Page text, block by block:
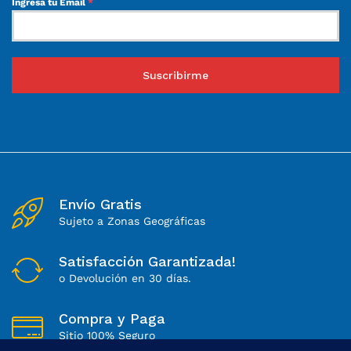
Ingresa tu Email *
Suscribirme
Envío Gratis
Sujeto a Zonas Geográficas
Satisfacción Garantizada!
o Devolución en 30 días.
Compra y Paga
Sitio 100% Seguro